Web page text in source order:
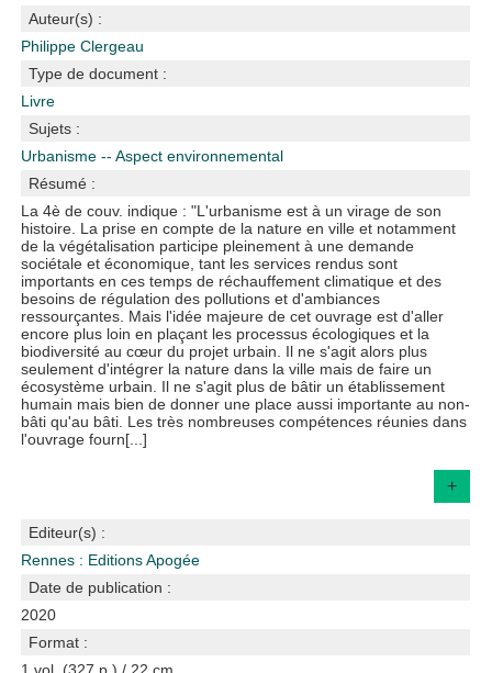
Auteur(s) :
Philippe Clergeau
Type de document :
Livre
Sujets :
Urbanisme -- Aspect environnemental
Résumé :
La 4è de couv. indique : "L'urbanisme est à un virage de son
histoire. La prise en compte de la nature en ville et notamment
de la végétalisation participe pleinement à une demande
sociétale et économique, tant les services rendus sont
importants en ces temps de réchauffement climatique et des
besoins de régulation des pollutions et d'ambiances
ressourçantes. Mais l'idée majeure de cet ouvrage est d'aller
encore plus loin en plaçant les processus écologiques et la
biodiversité au cœur du projet urbain. Il ne s'agit alors plus
seulement d'intégrer la nature dans la ville mais de faire un
écosystème urbain. Il ne s'agit plus de bâtir un établissement
humain mais bien de donner une place aussi importante au non-
bâti qu'au bâti. Les très nombreuses compétences réunies dans
l'ouvrage fourn[...]
+
Editeur(s) :
Rennes : Editions Apogée
Date de publication :
2020
Format :